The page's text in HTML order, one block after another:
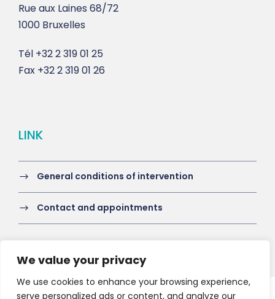
We value your privacy
We use cookies to enhance your browsing experience,
serve personalized ads or content, and analyze our
Rue aux Laines 68/72
1000 Bruxelles
Tél +32 2 319 01 25
Fax +32 2 319 01 26
LINK
General conditions of intervention
Contact and appointments